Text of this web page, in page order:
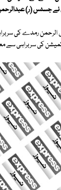
نے جسٹس (ر)
رمدے کی
کی سربراہی سے